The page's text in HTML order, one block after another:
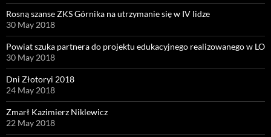
Rosną szanse ZKS Górnika na utrzymanie się w IV lidze
30 May 2018
Powiat szuka partnera do projektu edukacyjnego realizowanego w LO
30 May 2018
Dni Złotoryi 2018
24 May 2018
Zmarł Kazimierz Niklewicz
22 May 2018